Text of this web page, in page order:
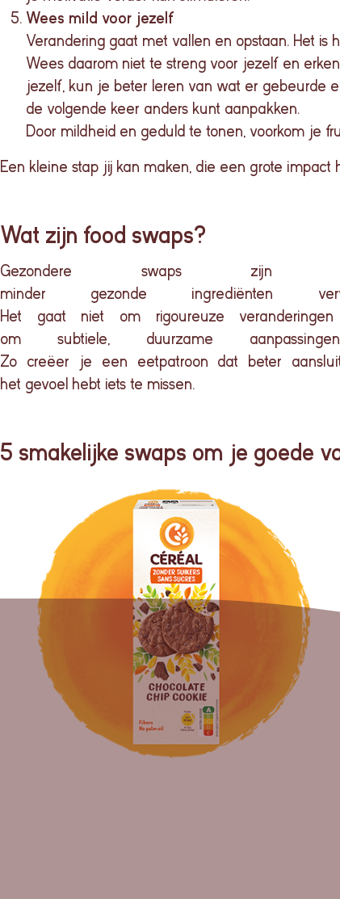
Wees mild voor jezelf
Verandering gaat met vallen en opstaan. Het
Wees daarom niet te streng voor jezelf en
jezelf, kun je beter leren van wat er gebeurde
de volgende keer anders kunt aanpakken.
Door mildheid en geduld te tonen, voorkom je
Een kleine stap jij kan maken, die een grote
Wat zijn food swaps?
Gezondere swaps zijn
minder gezonde ingrediënten
Het gaat niet om rigoureuze veranderingen
om subtiele duurzame aanpassingen
Zo creëer je een eetpatroon dat beter
het gevoel hebt iets te missen.
5 smakelijke swaps om je goede